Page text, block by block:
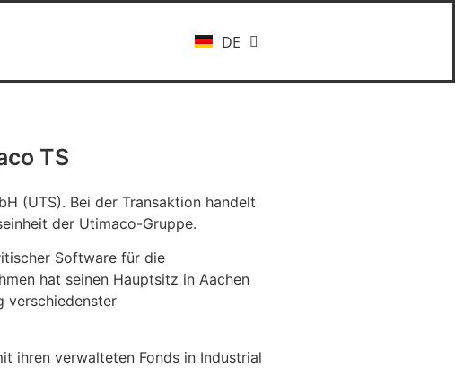
DE
EN
TS
(UTS). Bei der Transaktion handelt
der Utimaco-Gruppe.
Software für die
hat seinen Hauptsitz in Aachen
verschiedenster
ihren verwalteten Fonds in Industrial